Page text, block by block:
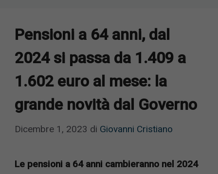
Pensioni a 64 anni, dal
2024 si passa da 1.409 a
1.602 euro al mese: la
grande novità dal Governo
Dicembre 1, 2023 di Giovanni Cristiano
Le pensioni a 64 anni cambieranno nel 2024